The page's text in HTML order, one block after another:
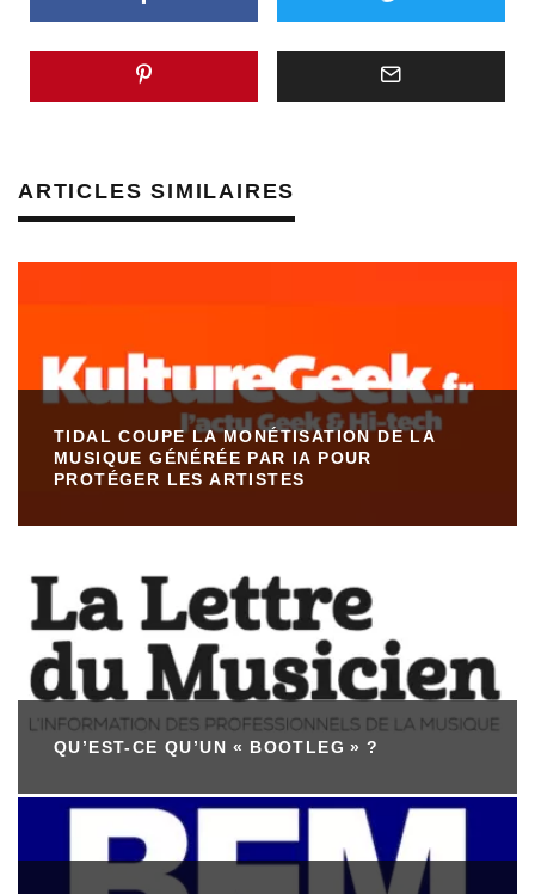
ARTICLES SIMILAIRES
TIDAL COUPE LA MONÉTISATION DE LA
MUSIQUE GÉNÉRÉE PAR IA POUR
PROTÉGER LES ARTISTES
QU’EST-CE QU’UN « BOOTLEG » ?